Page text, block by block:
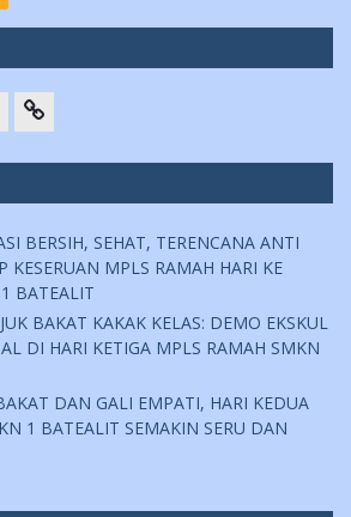
BERSIH, SEHAT, TERENCANA ANTI
KESERUAN MPLS RAMAH HARI KE
BATEALIT
BAKAT KAKAK KELAS: DEMO EKSKUL
DI HARI KETIGA MPLS RAMAH SMKN
DAN GALI EMPATI, HARI KEDUA
1 BATEALIT SEMAKIN SERU DAN